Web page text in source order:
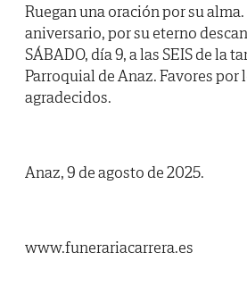
Ruegan una oración por su
aniversario, por su eterno
SÁBADO, día 9, a las SEIS de la
Parroquial de Anaz. Favores por
agradecidos.
Anaz, 9 de agosto de 2025.
www.funerariacarrera.es